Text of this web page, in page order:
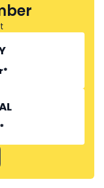
*
*